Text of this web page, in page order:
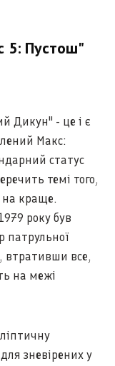
5: Пустош"
Дикун" - це і є
Макс:
статус
темі того,
краще.
року був
патрульної
втративши все,
на межі
зневірених у